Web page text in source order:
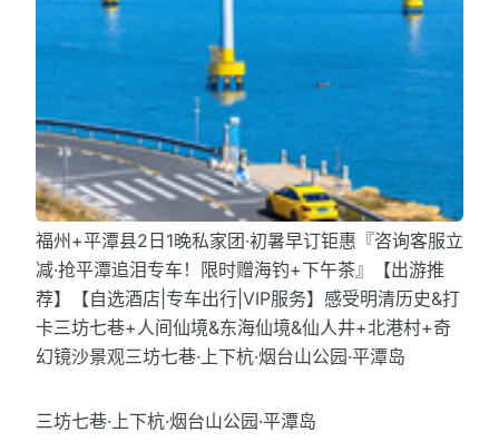
福州+平潭县2日1晚私家团·初暑早订钜惠『咨询客服立
减·抢平潭追泪专车！限时赠海钓+下午茶』【出游推
荐】【自选酒店|专车出行|VIP服务】感受明清历史&打
卡三坊七巷+人间仙境&东海仙境&仙人井+北港村+奇
幻镜沙景观三坊七巷·上下杭·烟台山公园·平潭岛
三坊七巷·上下杭·烟台山公园·平潭岛